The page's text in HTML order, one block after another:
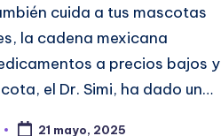
cuida a tus mascotas
la cadena mexicana
a precios bajos y
el Dr. Simi, ha dado un…
21 mayo, 2025